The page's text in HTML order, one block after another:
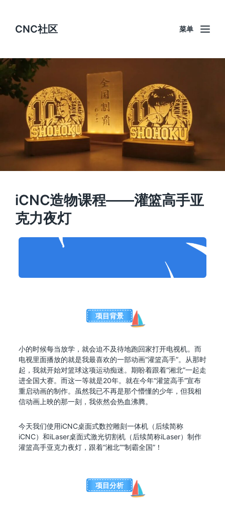
CNC社区 菜单
iCNC造物课程——灌篮高手亚
克力夜灯
项目背景
小的时候每当放学，就会迫不及待地跑回家打开电视机。而
电视里面播放的就是我最喜欢的一部动画“灌篮高手”。从那时
起，我就开始对篮球这项运动痴迷。期盼着跟着“湘北”一起走
进全国大赛。而这一等就是20年。就在今年“灌篮高手”宣布
重启动画的制作。虽然我已不再是那个懵懂的少年，但我相
信动画上映的那一刻，我依然会热血沸腾。
今天我们使用iCNC桌面式数控雕刻一体机（后续简称
iCNC）和iLaser桌面式激光切割机（后续简称iLaser）制作
灌篮高手亚克力夜灯，跟着“湘北”“制霸全国”！
项目分析